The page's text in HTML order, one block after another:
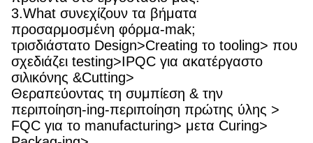
3.What συνεχίζουν τα βήματα
προσαρμοσμένη φόρμα-mak;
τρισδιάστατο Design>Creating το tooling> που
σχεδιάζει testing>IPQC για ακατέργαστο
σιλικόνης &Cutting>
Θεραπεύοντας τη συμπίεση & την
περιποίηση-ing-περιποίηση πρώτης ύλης >
FQC για το manufacturing> μετα Curing>